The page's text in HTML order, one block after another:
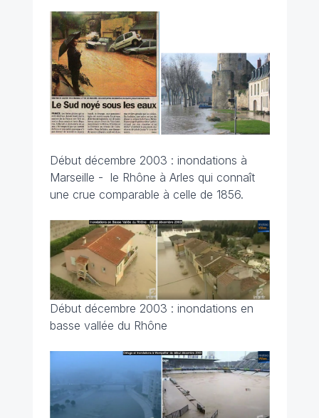
Début décembre 2003 : inondations à
Marseille - le Rhône à Arles qui connaît
une crue comparable à celle de 1856.
Début décembre 2003 : inondations en
basse vallée du Rhône